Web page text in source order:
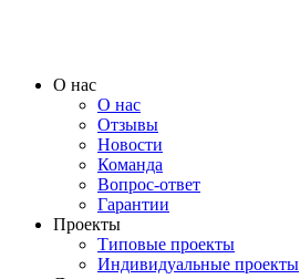
О нас
О нас
Отзывы
Новости
Команда
Вопрос-ответ
Гарантии
Проекты
Типовые проекты
Индивидуальные проекты